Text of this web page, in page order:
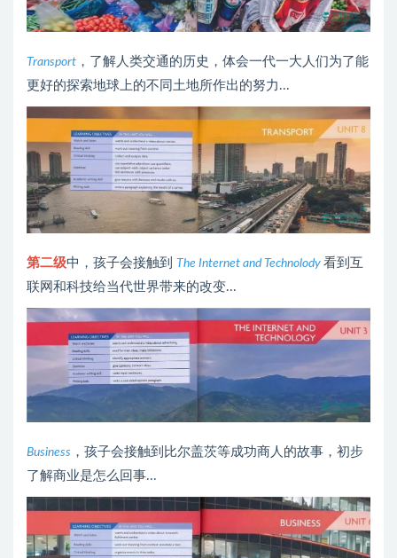
Transport ，了解人类交通的历史，体会一代一大人们为了能
更好的探索地球上的不同土地所作出的努力...
第二级中，孩子会接触到 The Internet and Technolody 看到互
联网和科技给当代世界带来的改变...
Business ，孩子会接触到比尔盖茨等成功商人的故事，初步
了解商业是怎么回事...